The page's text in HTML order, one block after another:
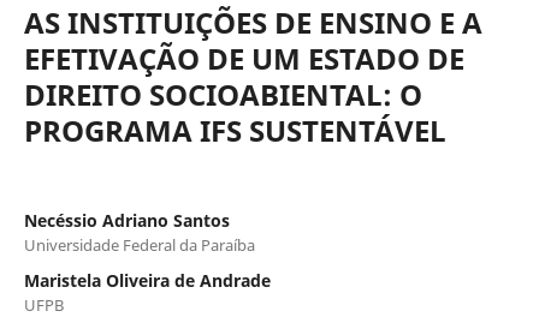
AS INSTITUIÇÕES DE ENSINO E A
EFETIVAÇÃO DE UM ESTADO DE
DIREITO SOCIOABIENTAL: O
PROGRAMA IFS SUSTENTÁVEL
Necéssio Adriano Santos
Universidade Federal da Paraíba
Maristela Oliveira de Andrade
UFPB